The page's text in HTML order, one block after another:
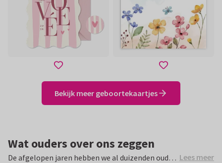
Bekijk meer geboortekaartjes
Wat ouders over ons zeggen
De afgelopen jaren hebben we al duizenden ouders Lees meer